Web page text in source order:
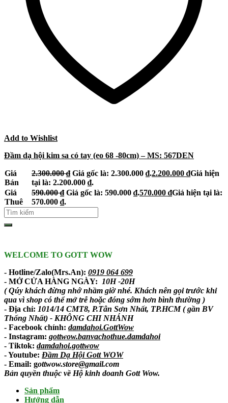
Add to Wishlist
Đầm dạ hội kim sa có tay (eo 68 -80cm) – MS: 567DEN
Giá
Bán
2.300.000₫ Giá gốc là: 2.300.000 ₫.2.200.000 ₫Giá hiện
tại là: 2.200.000 ₫.
Giá
Thuê
590.000₫ Giá gốc là: 590.000 ₫.570.000 ₫Giá hiện tại là:
570.000 ₫.
WELCOME TO GOTT WOW
- Hotline/Zalo(Mrs.An): 0919 064 699
- MỞ CỬA HÀNG NGÀY:
10H -20H
( Qúy khách đừng nhớ nhầm giờ nhé. Khách nên gọi trước khi
qua vì shop có thể mở trễ hoặc đóng sớm hơn bình thường )
- Địa chỉ: 1014/14 CMT8, P.Tân Sơn Nhất, TP.HCM ( gần BV
Thống Nhất) - KHÔNG CHI NHÁNH
- Facebook chính: damdahoi.GottWow
- Instagram: gottwow.banvachothue.damdahoi
- Tiktok: damdahoi.gottwow
-Youtube: Đầm Dạ Hội Gott WOW
- Email: gottwow.store@gmail.com
Bản quyền thuộc về Hộ kinh doanh Gott Wow.
Sản phẩm
Hướng dẫn